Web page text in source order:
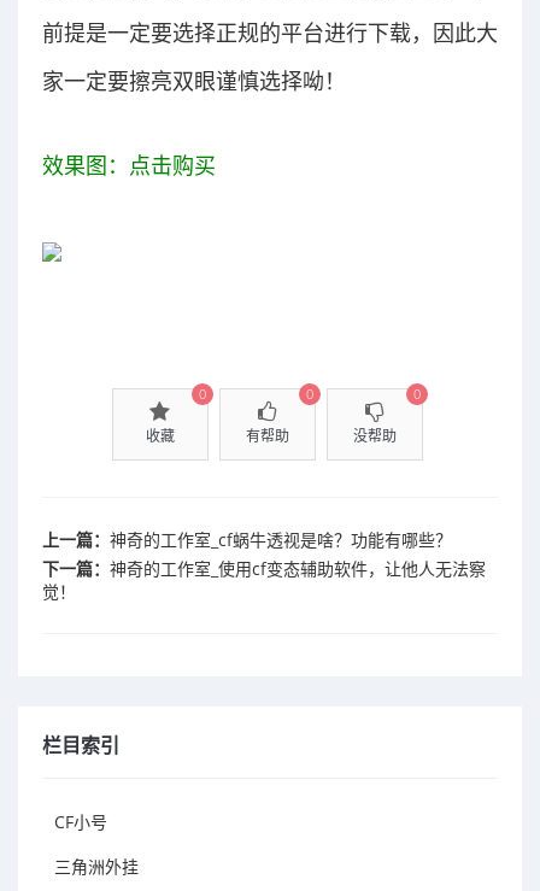
前提是一定要选择正规的平台进行下载，因此大
家一定要擦亮双眼谨慎选择呦！
效果图： 点击购买
收藏
0
有帮助
0
没帮助
0
上一篇： 神奇的工作室_cf蜗牛透视是啥？功能有哪些？
下一篇： 神奇的工作室_使用cf变态辅助软件，让他人无法察
觉！
栏目索引
CF小号
三角洲外挂